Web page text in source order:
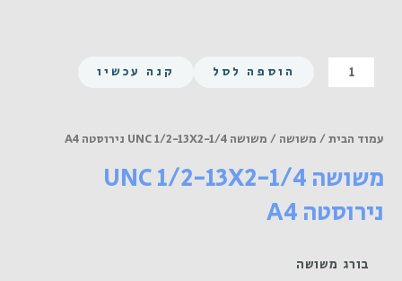
כמות
של
13X2-
נירוסטה
הוספה לסל קנה עכשיו
עמוד הבית/ משושה / משושה UNC 1/2-13X2-1/4 נירוסטה A4
משושה UNC 1/2-13X2-1/4
נירוסטה A4
בורג משושה